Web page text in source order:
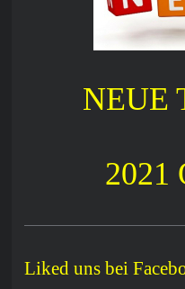
NEUE
2021
Liked uns bei